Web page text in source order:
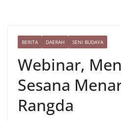
BERITA DAERAH SENI BUDAYA
Webinar,
Sesana
Rangda